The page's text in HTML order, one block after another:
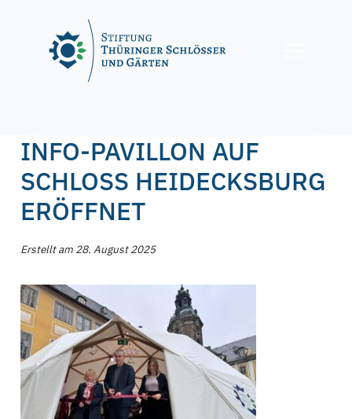
INFO-PAVILLON AUF
SCHLOSS HEIDECKSBURG
ERÖFFNET
Erstellt am 28. August 2025